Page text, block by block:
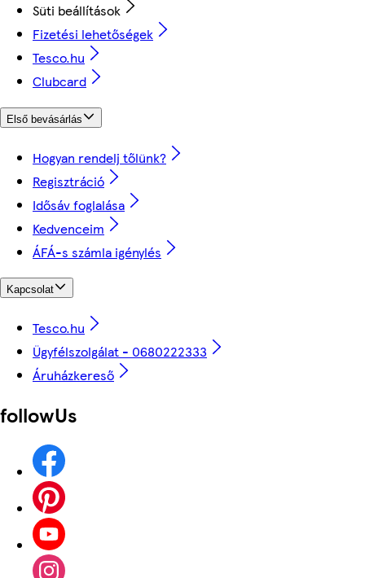
Süti beállítások
Fizetési lehetőségek
Tesco.hu
Clubcard
Első bevásárlás
Hogyan rendelj tőlünk?
Regisztráció
Idősáv foglalása
Kedvenceim
ÁFÁ-s számla igénylés
Kapcsolat
Tesco.hu
Ügyfélszolgálat - 0680222333
Áruházkereső
followUs